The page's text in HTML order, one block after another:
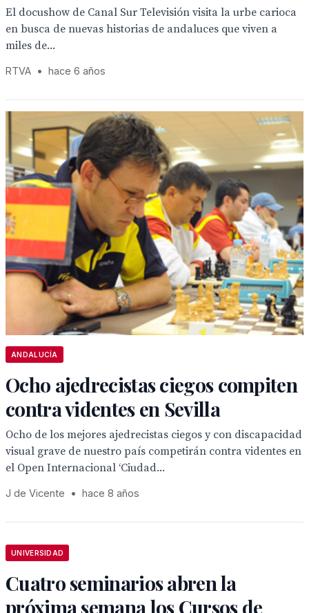
El docushow de Canal Sur Televisión visita la urbe carioca
en busca de nuevas historias de andaluces que viven a
miles de...
RTVA • hace 6 años
ANDALUCÍA
Ocho ajedrecistas ciegos compiten
contra videntes en Sevilla
Ocho de los mejores ajedrecistas ciegos y con discapacidad
visual grave de nuestro país competirán contra videntes en
el Open Internacional ‘Ciudad...
J de Vicente • hace 8 años
UNIVERSIDAD
Cuatro seminarios abren la
próxima semana los Cursos de